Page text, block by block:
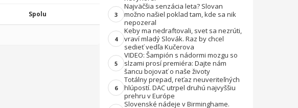
Spolu 3
Najväčšia senzácia leta? Slovan
možno našiel poklad tam, kde sa nik
nepozeral
4
Keby ma nedraftovali, svet sa nezrúti,
vraví mladý Slovák. Raz by chcel
sedieť vedľa Kučerova
5
VIDEO: Šampión s nádormi mozgu so
slzami prosí premiéra: Dajte nám
šancu bojovať o naše životy
6
Totálny prepad, reťaz neuveriteľných
hlúpostí. DAC utrpel druhú najvyššiu
prehru v Európe
Slovenské nádeje v Birminghame.